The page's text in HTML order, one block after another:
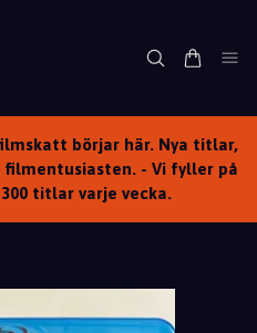
börjar här. Nya titlar,
- Vi fyller på
titlar varje vecka.